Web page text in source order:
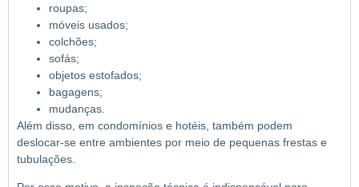
roupas;
móveis usados;
colchões;
sofás;
objetos estofados;
bagagens;
mudanças.
Além disso, em condomínios e hotéis, também podem
deslocar-se entre ambientes por meio de pequenas frestas e
tubulações.